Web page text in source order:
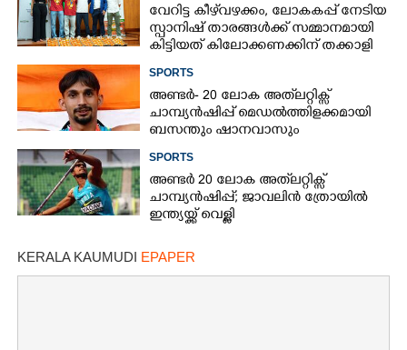
വേറിട്ട കീഴ്‌‌വഴക്കം,​ ലോകകപ്പ് നേടിയ
സ്പാനിഷ് താരങ്ങൾക്ക് സമ്മാനമായി
കിട്ടിയത് കിലോക്കണക്കിന് തക്കാളി
SPORTS
അണ്ടർ- 20 ലോക അത്‌ലറ്റിക്സ്
ചാമ്പ്യൻഷിപ്പ് മെഡൽത്തിളക്കമായി
ബസന്തും ഷാനവാസും
SPORTS
അണ്ടർ 20 ലോക അത്‌ലറ്റിക്സ്
ചാമ്പ്യൻഷിപ്പ്; ജാവലിൻ ത്രോയിൽ
ഇന്ത്യയ്ക്ക് വെള്ളി
KERALA KAUMUDI EPAPER